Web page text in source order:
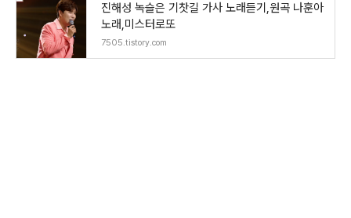
진해성 녹슬은 기찻길 가사 노래듣기,원곡 나훈아
노래,미스터로또
7505.tistory.com